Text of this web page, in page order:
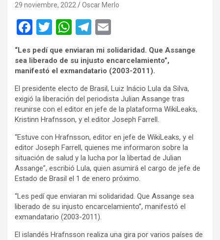
29 noviembre, 2022 Oscar Merlo
F
ce
b
o
o
k
T
tt
er
W
h
at
s
A
p
p
T
e
gr
a
m
m
ail
“Les pedí que enviaran mi solidaridad. Que Assange
sea liberado de su injusto encarcelamiento”,
manifestó el exmandatario (2003-2011).
El presidente electo de Brasil, Luiz Inácio Lula da Silva,
exigió la liberación del periodista Julian Assange tras
reunirse con el editor en jefe de la plataforma WikiLeaks,
Kristinn Hrafnsson, y el editor Joseph Farrell.
“Estuve con Hrafnsson, editor en jefe de WikiLeaks, y el
editor Joseph Farrell, quienes me informaron sobre la
situación de salud y la lucha por la libertad de Julian
Assange”, escribió Lula, quien asumirá el cargo de jefe de
Estado de Brasil el 1 de enero próximo.
“Les pedí que enviaran mi solidaridad. Que Assange sea
liberado de su injusto encarcelamiento”, manifestó el
exmandatario (2003-2011).
El islandés Hrafnsson realiza una gira por varios países de